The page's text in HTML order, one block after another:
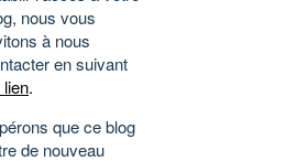
nous vous
à nous
en suivant
.
que ce blog
de nouveau